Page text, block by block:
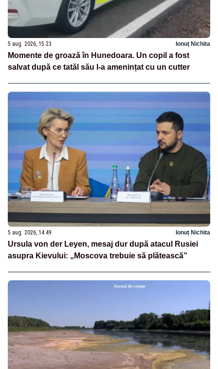
5 aug. 2026, 15:23 Ionuț Nichita
Momente de groază în Hunedoara. Un copil a fost
salvat după ce tatăl său l-a amenințat cu un cutter
5 aug. 2026, 14:49 Ionuț Nichita
Ursula von der Leyen, mesaj dur după atacul Rusiei
asupra Kievului: „Moscova trebuie să plătească”